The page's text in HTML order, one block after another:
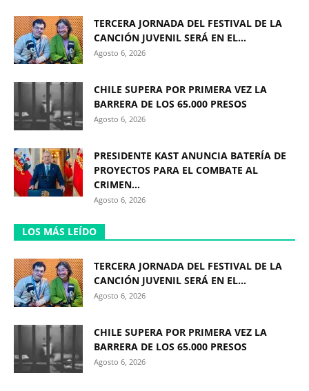
TERCERA JORNADA DEL FESTIVAL DE LA
CANCIÓN JUVENIL SERÁ EN EL...
Agosto 6, 2026
CHILE SUPERA POR PRIMERA VEZ LA
BARRERA DE LOS 65.000 PRESOS
Agosto 6, 2026
PRESIDENTE KAST ANUNCIA BATERÍA DE
PROYECTOS PARA EL COMBATE AL
CRIMEN...
Agosto 6, 2026
LOS MÁS LEÍDO
TERCERA JORNADA DEL FESTIVAL DE LA
CANCIÓN JUVENIL SERÁ EN EL...
Agosto 6, 2026
CHILE SUPERA POR PRIMERA VEZ LA
BARRERA DE LOS 65.000 PRESOS
Agosto 6, 2026